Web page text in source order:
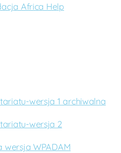
Africa Help
wersja 1 archiwalna
wersja 2
WPADAM